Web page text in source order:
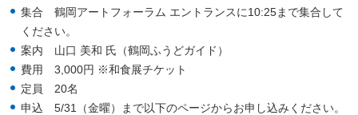
集合 鶴岡アートフォーラム エントランスに10:25まで集合して
ください。
案内 山口 美和 氏（鶴岡ふうどガイド）
費用 3,000円 ※和食展チケット
定員 20名
申込 5/31（金曜）まで以下のページからお申し込みください。